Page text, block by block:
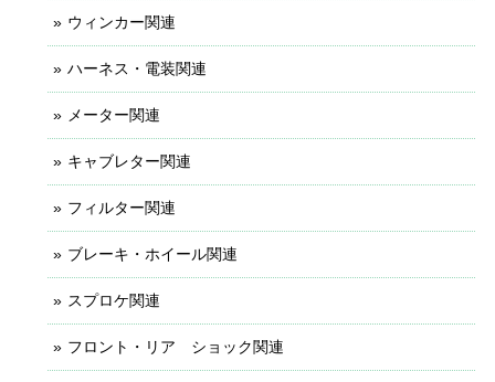
ウィンカー関連
ハーネス・電装関連
メーター関連
キャブレター関連
フィルター関連
ブレーキ・ホイール関連
スプロケ関連
フロント・リア ショック関連